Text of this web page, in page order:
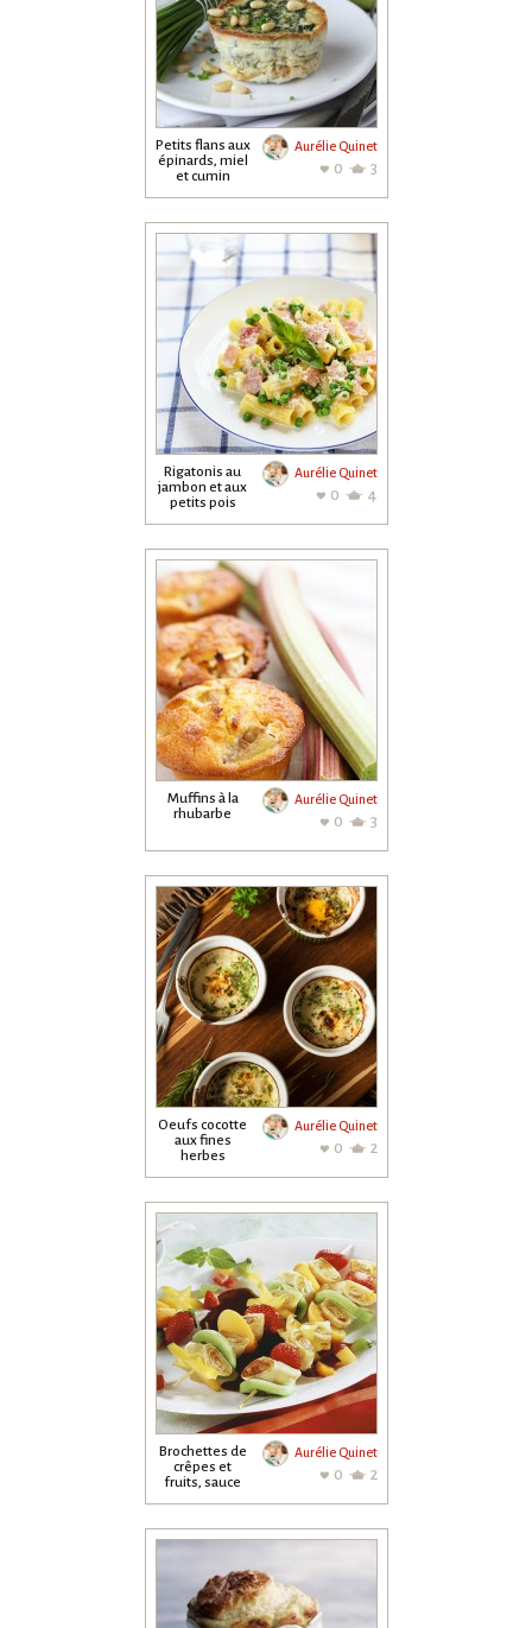
Petits flans aux
épinards, miel
et cumin
Aurélie Quinet
0 3
Rigatonis au
jambon et aux
petits pois
Aurélie Quinet
0 4
Muffins à la
rhubarbe
Aurélie Quinet
0 3
Oeufs cocotte
aux fines
herbes
Aurélie Quinet
0 2
Brochettes de
crêpes et
fruits, sauce
Aurélie Quinet
0 2